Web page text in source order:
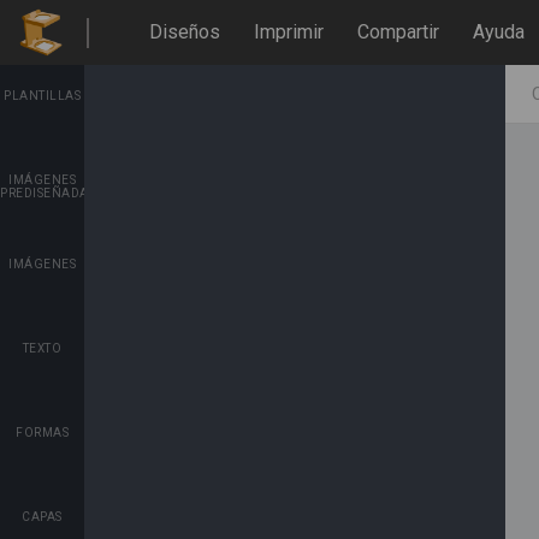
Diseños Imprimir Compartir Ayuda
PLANTILLAS
IMÁGENES
PREDISEÑADAS
IMÁGENES
TEXTO
FORMAS
CAPAS